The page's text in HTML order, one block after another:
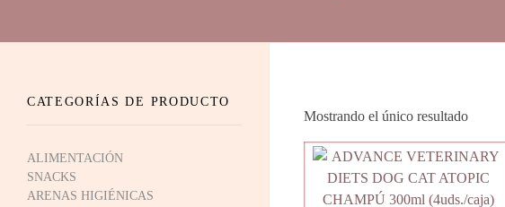
Mostrando el único resultado
CATEGORÍAS DE PRODUCTO
ALIMENTACIÓN
SNACKS
ARENAS HIGIÉNICAS